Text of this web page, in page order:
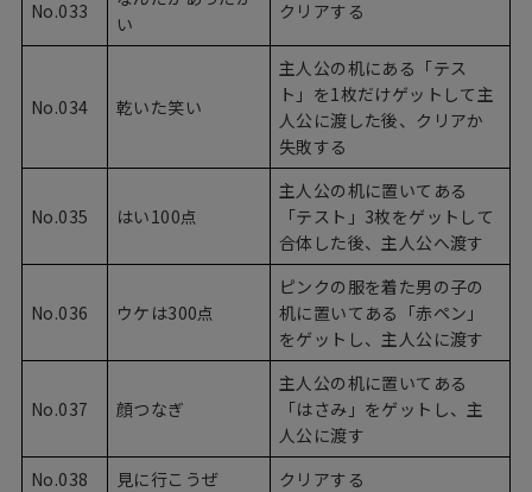
No.033
い
クリアする
No.034 乾いた笑い
主人公の机にある「テス
ト」を1枚だけゲットして主
人公に渡した後、クリアか
失敗する
No.035 はい100点
主人公の机に置いてある
「テスト」3枚をゲットして
合体した後、主人公へ渡す
No.036 ウケは300点
ピンクの服を着た男の子の
机に置いてある「赤ペン」
をゲットし、主人公に渡す
No.037 顔つなぎ
主人公の机に置いてある
「はさみ」をゲットし、主
人公に渡す
No.038
見に行こうぜ クリアする